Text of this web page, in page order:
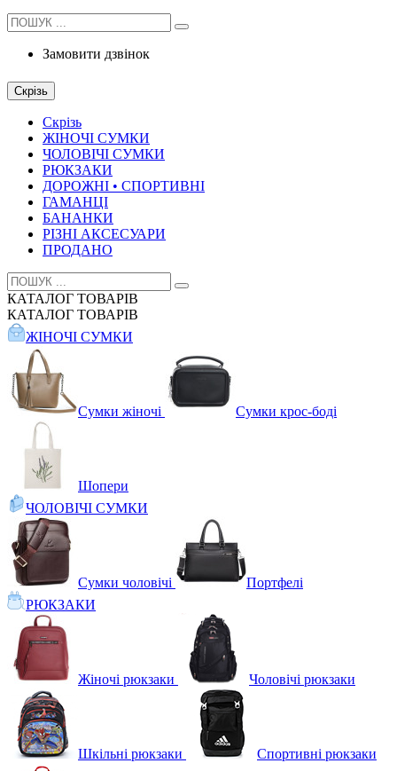
Замовити дзвінок
Скрізь
Скрізь
ЖІНОЧІ СУМКИ
ЧОЛОВІЧІ СУМКИ
РЮКЗАКИ
ДОРОЖНІ • СПОРТИВНІ
ГАМАНЦІ
БАНАНКИ
РІЗНІ АКСЕСУАРИ
ПРОДАНО
КАТАЛОГ ТОВАРІВ
КАТАЛОГ ТОВАРІВ
ЖІНОЧІ СУМКИ
Сумки жіночі Сумки крос-боді
Шопери
ЧОЛОВІЧІ СУМКИ
Сумки чоловічі
Портфелі
РЮКЗАКИ
Жіночі рюкзаки Чоловічі рюкзаки
Шкільні рюкзаки Спортивні рюкзаки